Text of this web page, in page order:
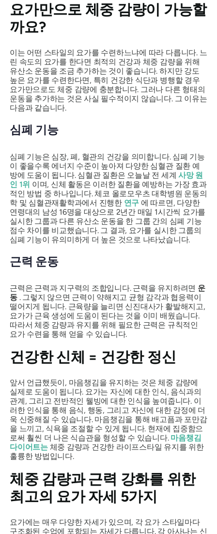
요가만으로 체중 감량이 가능할
까요?
이는 어떤 스타일의 요가를 수련하느냐에 따라 다릅니다. 느
린 속도의 요가를 한다면 최적의 건강과 체중 감량을 위해
유산소 운동을 조금 추가하는 것이 좋습니다. 하지만 강도
높은 요가를 수련한다면, 특히 건강한 식단과 병행할 경우
요가만으로도 체중 감량에 충분합니다. 그러나 다른 형태의
운동을 추가하는 것은 사실 필수적이지 않습니다. 그 이유는
다음과 같습니다.
심폐 기능
심폐 기능은 심장, 폐, 혈관의 건강을 의미합니다. 심폐 기능
이 좋을수록 에너지 수준이 높아져 다양한 심혈관 질환 예
방에 도움이 됩니다. 심혈관 질환은 오늘날 전 세계사망 원
인 1위 이며, 신체 활동은 이러한 질환을 예방하는 가장 효과
적인 방법 중 하나입니다. 체코 올로모우츠 대학병원 운동의
학 및 심혈관재활학과에서 진행한 연구 에 따르면, 다양한
연령대의 남성 16명을 대상으로 2년간 매일 1시간씩 요가를
실시한 그룹과 다른 유산소 운동을 한 그룹 간의 심폐 기능
점수 차이를 비교했습니다. 그 결과, 요가를 실시한 그룹의
심폐 기능이 유의미하게 더 높은 것으로 나타났습니다.
근력 운동
근력은 근력과 지구력의 조합입니다. 근력을 유지하려면 운
동. 그렇지 않으면 근력이 약해지고 균형 감각과 협응력이
떨어지게 됩니다. 근육량을 늘리면 신진대사가 활발해지고,
요가가 근육 생성에 도움이 된다는 것을 이미 배웠습니다.
따라서 체중 감량과 유지를 위해 필요한 근력은 규칙적인
요가 수련을 통해 얻을 수 있습니다.
건강한 신체 = 건강한 정신
앞서 언급했듯이, 마음챙김을 유지하는 것은 체중 감량에
실제로 도움이 됩니다. 요가는 자신에 대한 인식, 음식과의
관계, 그리고 전반적인 웰빙에 대한 인식을 높여줍니다. 이
러한 인식을 통해 음식, 행동, 그리고 자신에 대한 감정에 더
욱 신중해질 수 있습니다. 마음챙김을 통해 배고픔과 포만감
을 느끼고, 식욕을 조절할 수 있게 됩니다. 현재에 집중함으
로써 훨씬 더 나은 식습관을 형성할 수 있습니다. 마음챙김
다이어트는체중 감량과 건강한 라이프스타일 유지를 위한
훌륭한 방법입니다.
체중 감량과 근력 강화를 위한
최고의 요가 자세 5가지
요가에는 매우 다양한 자세가 있으며, 각 요가 스타일마다
구조화된 수업에 포함되는 자세가 다릅니다. 각 아사나는 신